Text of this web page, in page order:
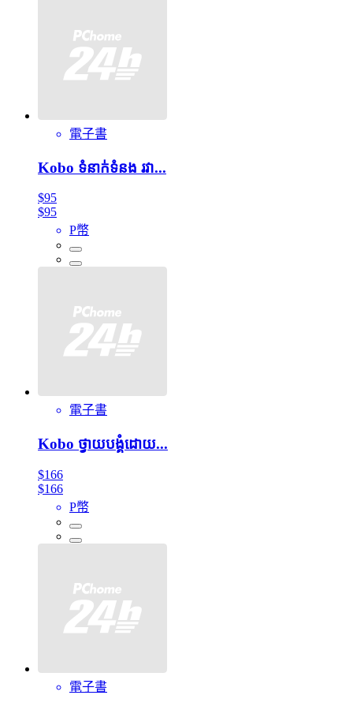
電子書
Kobo ទំនាក់ទំនង រវា...
$95
$95
P幣
電子書
Kobo ថ្វាយបង្គំដោយ...
$166
$166
P幣
電子書